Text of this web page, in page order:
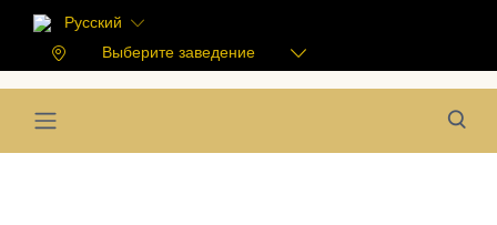
Русский
Выберите заведение